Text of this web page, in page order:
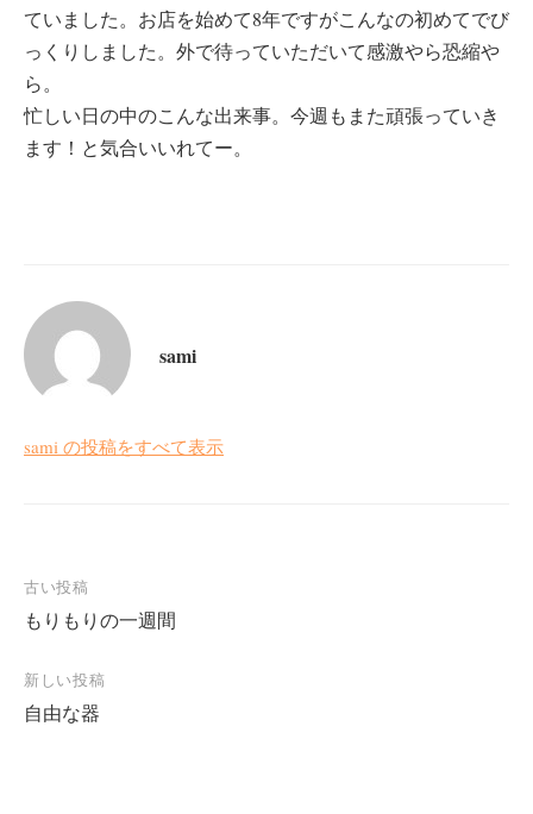
ていました。お店を始めて8年ですがこんなの初めてでび
っくりしました。外で待っていただいて感激やら恐縮や
ら。
忙しい日の中のこんな出来事。今週もまた頑張っていき
ます！と気合いいれてー。
sami
sami の投稿をすべて表示
投
稿
ナ
ビ
ゲ
古い投稿
もりもりの一週間
新しい投稿
自由な器